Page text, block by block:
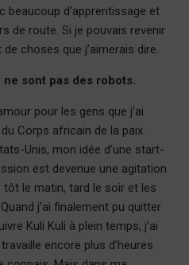
beaucoup d’apprentissage et
de route. Si je pouvais revenir
choses que j’aimerais dire.
sont pas des robots.
pour les gens que j’ai
Corps africain de la paix.
Unis, mon idée d’une start-
est devenue une agitation
le matin, tard le soir et les
j’ai finalement pu quitter
Kuli Kuli à plein temps, j’ai
encore plus d’heures